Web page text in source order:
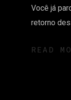
Você já
retorno
READ